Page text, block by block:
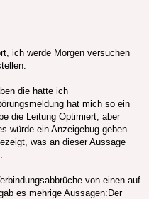
ich werde Morgen versuchen
die hatte ich
hat mich so ein
die Leitung Optimiert, aber
würde ein Anzeigebug geben
was an dieser Aussage
von einen auf
es mehrige Aussagen:Der